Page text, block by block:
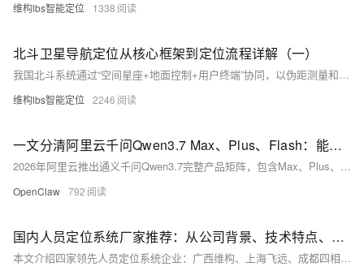
维构lbs智能定位 1338
北斗卫星导航定位从核心框架到定位流程详解（一）
我国北斗系统通过“空间星座+地面控制+用户终端”协同，以伪距测量和空间后方交会为核心，实现从米级到厘米级的高精度定位，广泛应用于导航、测绘、交通等领域。如果您想进一步了解北斗卫星定位技术和案例，欢迎搜索维构lbs智能定位~
维构lbs智能定位 2246
一文分清阿里云千问Qwen3.7 Max、Plus、Flash：能力差异与场景适配方案
2026年阿里云推出通义千问Qwen3.7完整产品矩阵，包含Max、Plus、Flash三款主力商用模型，三款模型统一标配100万Token超长上下文窗口、最长35小时连续自治执行能力，但在架构设计、模态支持、推理上限、响应速度、计费单价上存在显著区分，分别对应极致专业推理、多模态综合商用、轻量化高并发三类核心需求。本文依托官方实测基准数据，从基础硬件参数、综合能力、推理速度、计费成本、落地场景五大维度横向拆解，为个人开发者、中小企业、政企研发团队提供清晰选型依据，避免选型不当造成性能不足或算力成本浪费。
OpenClaw 792
国内人员定位系统厂家推荐：从公司背景、技术特点、定位方案和合作客户详解
本文介绍四家领先人员定位系统企业：广西维构、上海飞远、成都四相与精位科技，涵盖其技术优势、核心方案及标杆客户。聚焦多源融合定位、高精度UWB、三维可视化与工业级防护，助力企业实现高效、安全的数字化管理。